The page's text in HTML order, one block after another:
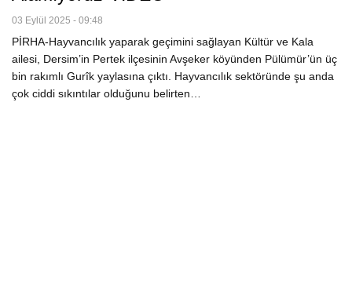
03 Eylül 2025 - 09:48
PİRHA-Hayvancılık yaparak geçimini sağlayan Kültür ve Kala
ailesi, Dersim’in Pertek ilçesinin Avşeker köyünden Pülümür’ün üç
bin rakımlı Gurîk yaylasına çıktı. Hayvancılık sektöründe şu anda
çok ciddi sıkıntılar olduğunu belirten…